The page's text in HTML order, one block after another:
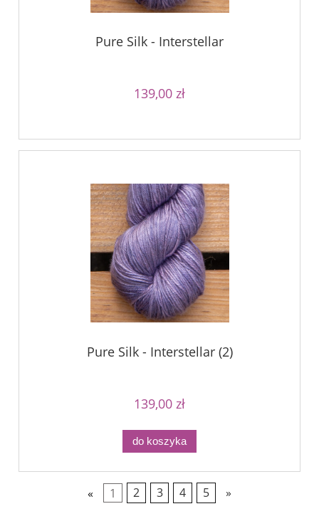
Pure Silk - Interstellar
139,00 zł
Pure Silk - Interstellar (2)
139,00 zł
do koszyka
« 1 2 3 4 5 »